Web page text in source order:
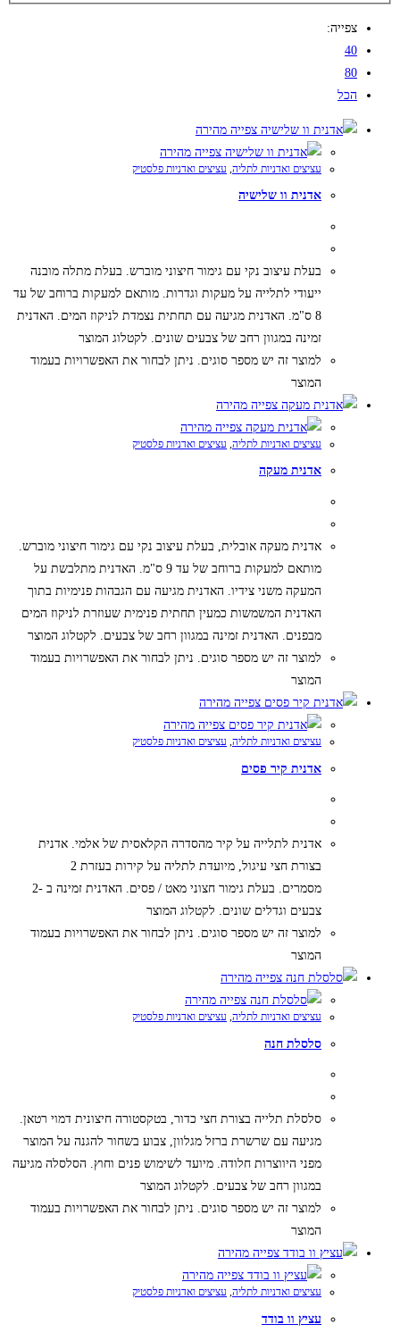
צפייה:
40
80
הכל
צפייה מהירה
צפייה מהירה
עציצים ואדניות לתליה עציצים ואדניות פלסטיק
אדנית וו שלישיה
בעלת עיצוב נקי עם גימור חיצוני מוברש. בעלת מתלה מובנה
ייעודי לתלייה על מעקות וגדרות. מותאם למעקות ברוחב של עד
8 ס"מ. האדנית מגיעה עם תחתית נצמדת לניקוז המים. האדנית
זמינה במגוון רחב של צבעים שונים. לקטלוג המוצר
למוצר זה יש מספר סוגים. ניתן לבחור את האפשרויות בעמוד
המוצר
צפייה מהירה
צפייה מהירה
עציצים ואדניות לתליה, עציצים ואדניות פלסטיק
אדנית מעקה
אדנית מעקה אובלית, בעלת עיצוב נקי עם גימור חיצוני מוברש.
מותאם למעקות ברוחב של עד 9 ס"מ. האדנית מתלבשת על
המעקה משני צידיו. האדנית מגיעה עם הגבהות פנימיות בתוך
האדנית המשמשות כמעין תחתית פנימית שעוזרת לניקוז המים
מבפנים. האדנית זמינה במגוון רחב של צבעים. לקטלוג המוצר
למוצר זה יש מספר סוגים. ניתן לבחור את האפשרויות בעמוד
המוצר
צפייה מהירה
צפייה מהירה
עציצים ואדניות לתליה, עציצים ואדניות פלסטיק
אדנית קיר פסים
אדנית לתלייה על קיר מהסדרה הקלאסית של אלמי. אדנית
בצורת חצי עיגול, מיועדת לתליה על קירות בעזרת 2
מסמרים. בעלת גימור חצוני מאט / פסים. האדנית זמינה ב -2
צבעים וגדלים שונים. לקטלוג המוצר
למוצר זה יש מספר סוגים. ניתן לבחור את האפשרויות בעמוד
המוצר
צפייה מהירה
צפייה מהירה
עציצים ואדניות לתליה, עציצים ואדניות פלסטיק
סלסלת חנה
סלסלת תלייה בצורת חצי כדור, בטקסטורה חיצונית דמוי רטאן.
מגיעה עם שרשרת ברזל מגלוון, צבוע בשחור להגנה על המוצר
מפני היווצרות חלודה. מיועד לשימוש פנים וחוץ. הסלסלה מגיעה
במגוון רחב של צבעים. לקטלוג המוצר
למוצר זה יש מספר סוגים. ניתן לבחור את האפשרויות בעמוד
המוצר
צפייה מהירה
צפייה מהירה
עציצים ואדניות לתליה, עציצים ואדניות פלסטיק
עציץ וו בודד